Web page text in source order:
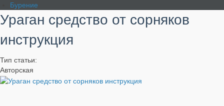
Бурение
Ураган средство от сорняков
инструкция
Тип статьи:
Авторская